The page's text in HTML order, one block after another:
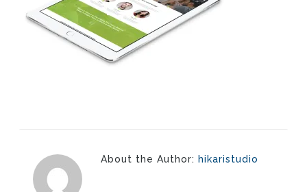
About the Author: hikaristudio